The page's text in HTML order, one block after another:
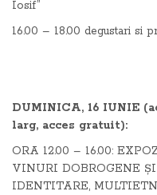
Iosif”
16.00 – 18.00 degustari si
DUMINICA, 16 IUNIE
larg, acces gratuit):
ORA 12.00 – 16.00:
VINURI DOBROGENE
IDENTITARE,